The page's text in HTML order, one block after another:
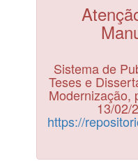
Sistema de
Teses e
Modernização,
13/02/
https://